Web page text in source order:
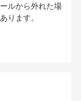
ルから外れた場
ります。